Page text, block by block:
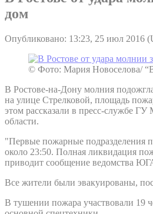
дом
Опубликовано: 13:23, 25 июл 2016
© Фото: Мария Новоселова/
В Ростове-на-Дону молния
на улице Стрелковой, площадь
этом рассказали в пресс-службе
области.
"Первые пожарные подразделения
около 23:50. Полная ликвидация
приводит сообщение ведомства
Все жители были эвакуированы,
В тушении пожара участвовали 19